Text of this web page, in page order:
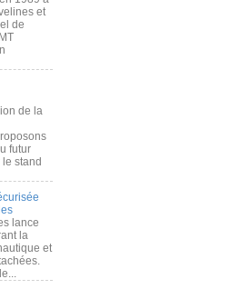
et
de
de la
futur
stand
lance
la
et